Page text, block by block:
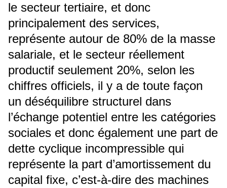
le secteur tertiaire, et donc
principalement des services,
représente autour de 80% de la masse
salariale, et le secteur réellement
productif seulement 20%, selon les
chiffres officiels, il y a de toute façon
un déséquilibre structurel dans
l’échange potentiel entre les catégories
sociales et donc également une part de
dette cyclique incompressible qui
représente la part d’amortissement du
capital fixe, c’est-à-dire des machines